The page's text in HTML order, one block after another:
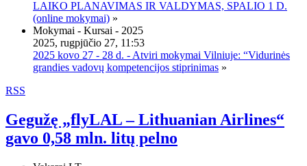
LAIKO PLANAVIMAS IR VALDYMAS, SPALIO 1 D.
(online mokymai) »
Mokymai - Kursai - 2025
2025, rugpjūčio 27, 11:53
2025 kovo 27 - 28 d. - Atviri mokymai Vilniuje: “Vidurinės
grandies vadovų kompetencijos stiprinimas »
RSS
Gegužę „flyLAL – Lithuanian Airlines“
gavo 0,58 mln. litų pelno